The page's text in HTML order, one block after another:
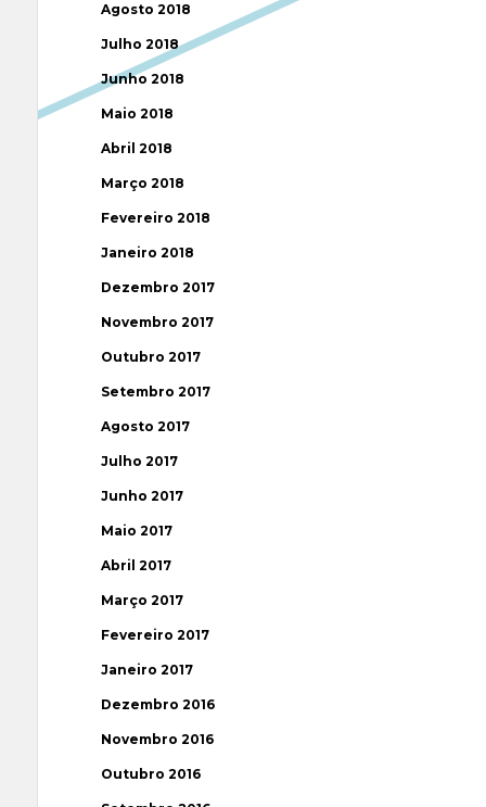
Agosto 2018
Julho 2018
Junho 2018
Maio 2018
Abril 2018
Março 2018
Fevereiro 2018
Janeiro 2018
Dezembro 2017
Novembro 2017
Outubro 2017
Setembro 2017
Agosto 2017
Julho 2017
Junho 2017
Maio 2017
Abril 2017
Março 2017
Fevereiro 2017
Janeiro 2017
Dezembro 2016
Novembro 2016
Outubro 2016